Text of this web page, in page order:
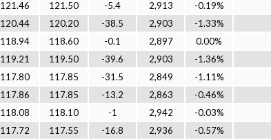
121.46 121.50 -5.4 2,913
-0.19%
120.44 120.20 -38.5 2,903
-1.33%
118.94 118.60 -0.1 2,897
0.00%
119.21 119.50 -39.6 2,903
-1.36%
117.80 117.85 -31.5 2,849
-1.11%
117.86 117.85 -13.2 2,863
-0.46%
118.08 118.10 -1 2,942
-0.03%
117.72 117.55 -16.8 2,936
-0.57%